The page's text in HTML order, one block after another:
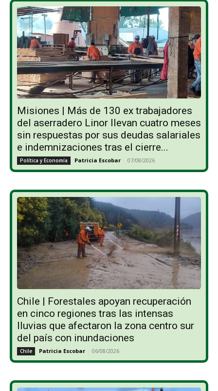
Misiones | Más de 130 ex trabajadores
del aserradero Linor llevan cuatro meses
sin respuestas por sus deudas salariales
e indemnizaciones tras el cierre...
Política y Economía Patricia Escobar - 07/08/2026
Chile | Forestales apoyan recuperación
en cinco regiones tras las intensas
lluvias que afectaron la zona centro sur
del país con inundaciones
Chile Patricia Escobar - 06/08/2026